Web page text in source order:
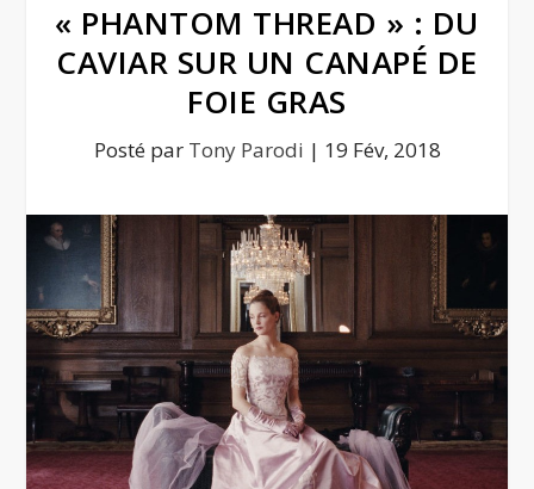
« PHANTOM THREAD » : DU
CAVIAR SUR UN CANAPÉ DE
FOIE GRAS
Posté par Tony Parodi | 19 Fév, 2018